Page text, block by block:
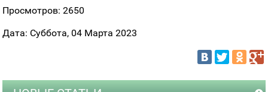
Просмотров: 2650
Дата: Суббота, 04 Марта 2023